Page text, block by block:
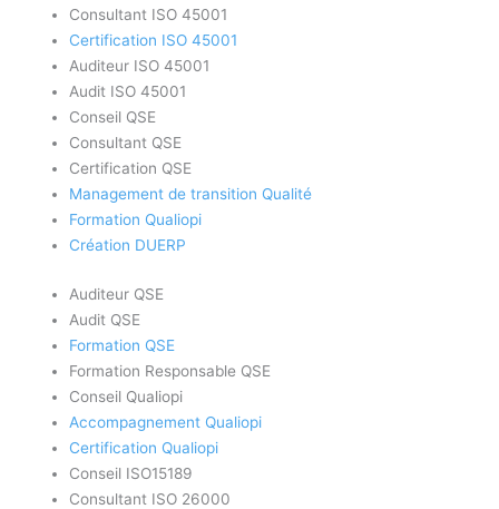
Consultant ISO 45001
Certification ISO 45001
Auditeur ISO 45001
Audit ISO 45001
Conseil QSE
Consultant QSE
Certification QSE
Management de transition Qualité
Formation Qualiopi
Création DUERP
Auditeur QSE
Audit QSE
Formation QSE
Formation Responsable QSE
Conseil Qualiopi
Accompagnement Qualiopi
Certification Qualiopi
Conseil ISO15189
Consultant ISO 26000